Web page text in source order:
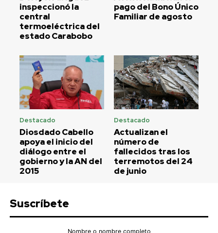
inspeccionó la
central
termoeléctrica del
estado Carabobo
pago del Bono Único
Familiar de agosto
Destacado
Diosdado Cabello
apoya el inicio del
diálogo entre el
gobierno y la AN del
2015
Destacado
Actualizan el
número de
fallecidos tras los
terremotos del 24
de junio
Suscríbete
Nombre o nombre completo